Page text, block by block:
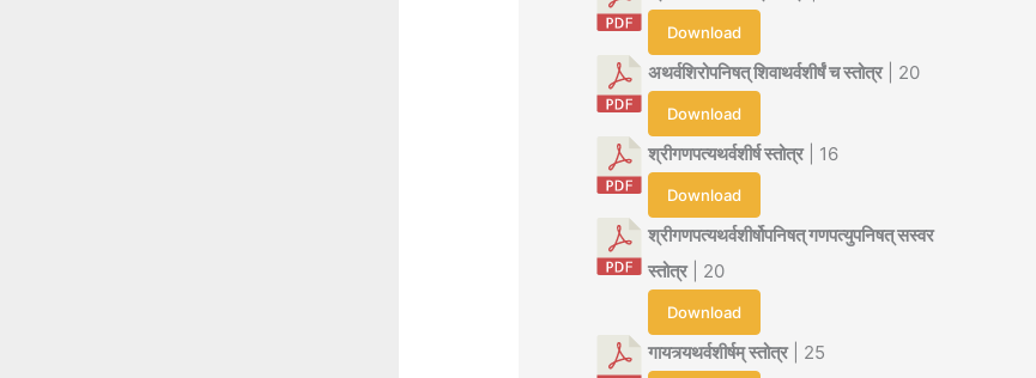
Download
अथर्वशिरोपनिषत् शिवाथर्वशीर्षं च स्तोत्र| 20
Download
श्रीगणपत्यथर्वशीर्ष स्तोत्र| 16
Download
श्रीगणपत्यथर्वशीर्षोपनिषत् गणपत्युपनिषत् सस्वर
स्तोत्र| 20
Download
गायत्र्यथर्वशीर्षम् स्तोत्र| 25